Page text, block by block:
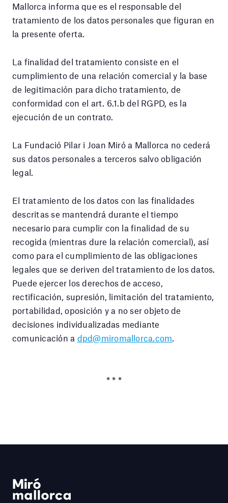
Mallorca informa que es el responsable del
tratamiento de los datos personales que figuran en
la presente oferta.
La finalidad del tratamiento consiste en el
cumplimiento de una relación comercial y la base
de legitimación para dicho tratamiento, de
conformidad con el art. 6.1.b del RGPD, es la
ejecución de un contrato.
La Fundació Pilar i Joan Miró a Mallorca no cederá
sus datos personales a terceros salvo obligación
legal.
El tratamiento de los datos con las finalidades
descritas se mantendrá durante el tiempo
necesario para cumplir con la finalidad de su
recogida (mientras dure la relación comercial), así
como para el cumplimiento de las obligaciones
legales que se deriven del tratamiento de los datos.
Puede ejercer los derechos de acceso,
rectificación, supresión, limitación del tratamiento,
portabilidad, oposición y a no ser objeto de
decisiones individualizadas mediante
comunicación a dpd@miromallorca.com
* * *